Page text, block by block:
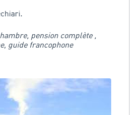
pension complète ,
guide francophone